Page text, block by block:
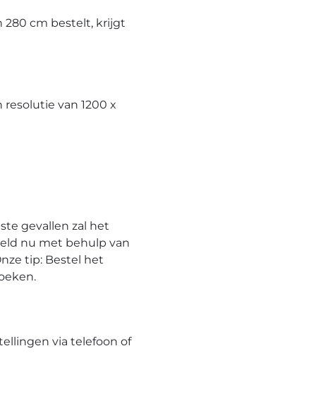
280 cm bestelt, krijgt
van 1200 x
gevallen zal het
nu met behulp van
tip: Bestel het
via telefoon of